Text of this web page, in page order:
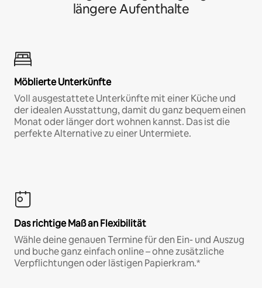
längere Aufenthalte
Möblierte Unterkünfte
Voll ausgestattete Unterkünfte mit einer Küche und
der idealen Ausstattung, damit du ganz bequem einen
Monat oder länger dort wohnen kannst. Das ist die
perfekte Alternative zu einer Untermiete.
Das richtige Maß an Flexibilität
Wähle deine genauen Termine für den Ein- und Auszug
und buche ganz einfach online – ohne zusätzliche
Verpflichtungen oder lästigen Papierkram.*